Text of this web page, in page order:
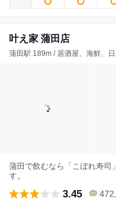
叶え家 蒲田店
蒲田駅 189m / 居酒屋、海鮮、
蒲田で飲むなら「こぼれ寿司
す。
3.45 472